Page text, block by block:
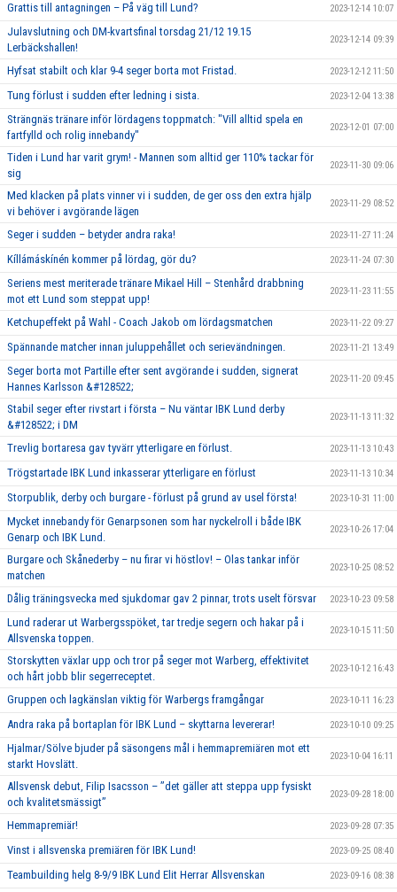
Grattis till antagningen – På väg till Lund? 2023-12-14 10:07
Julavslutning och DM-kvartsfinal torsdag 21/12 19.15
Lerbäckshallen!
2023-12-14 09:39
Hyfsat stabilt och klar 9-4 seger borta mot Fristad. 2023-12-12 11:50
Tung förlust i sudden efter ledning i sista. 2023-12-04 13:38
Strängnäs tränare inför lördagens toppmatch: "Vill alltid spela en
fartfylld och rolig innebandy"
2023-12-01 07:00
Tiden i Lund har varit grym! - Mannen som alltid ger 110% tackar för
sig
2023-11-30 09:06
Med klacken på plats vinner vi i sudden, de ger oss den extra hjälp
vi behöver i avgörande lägen
2023-11-29 08:52
Seger i sudden – betyder andra raka! 2023-11-27 11:24
Kíllámáskínén kommer på lördag, gör du? 2023-11-24 07:30
Seriens mest meriterade tränare Mikael Hill – Stenhård drabbning
mot ett Lund som steppat upp!
2023-11-23 11:55
Ketchupeffekt på Wahl - Coach Jakob om lördagsmatchen 2023-11-22 09:27
Spännande matcher innan juluppehållet och serievändningen. 2023-11-21 13:49
Seger borta mot Partille efter sent avgörande i sudden, signerat
Hannes Karlsson &#128522;
2023-11-20 09:45
Stabil seger efter rivstart i första – Nu väntar IBK Lund derby
&#128522; i DM
2023-11-13 11:32
Trevlig bortaresa gav tyvärr ytterligare en förlust. 2023-11-13 10:43
Trögstartade IBK Lund inkasserar ytterligare en förlust 2023-11-13 10:34
Storpublik, derby och burgare - förlust på grund av usel första! 2023-10-31 11:00
Mycket innebandy för Genarpsonen som har nyckelroll i både IBK
Genarp och IBK Lund.
2023-10-26 17:04
Burgare och Skånederby – nu firar vi höstlov! – Olas tankar inför
matchen
2023-10-25 08:52
Dålig träningsvecka med sjukdomar gav 2 pinnar, trots uselt försvar 2023-10-23 09:58
Lund raderar ut Warbergsspöket, tar tredje segern och hakar på i
Allsvenska toppen.
2023-10-15 11:50
Storskytten växlar upp och tror på seger mot Warberg, effektivitet
och hårt jobb blir segerreceptet.
2023-10-12 16:43
Gruppen och lagkänslan viktig för Warbergs framgångar 2023-10-11 16:23
Andra raka på bortaplan för IBK Lund – skyttarna levererar! 2023-10-10 09:25
Hjalmar/Sölve bjuder på säsongens mål i hemmapremiären mot ett
starkt Hovslätt.
2023-10-04 16:11
Allsvensk debut, Filip Isacsson – ’’det gäller att steppa upp fysiskt
och kvalitetsmässigt’’
2023-09-28 18:00
Hemmapremiär! 2023-09-28 07:35
Vinst i allsvenska premiären för IBK Lund! 2023-09-25 08:40
Teambuilding helg 8-9/9 IBK Lund Elit Herrar Allsvenskan 2023-09-16 08:38